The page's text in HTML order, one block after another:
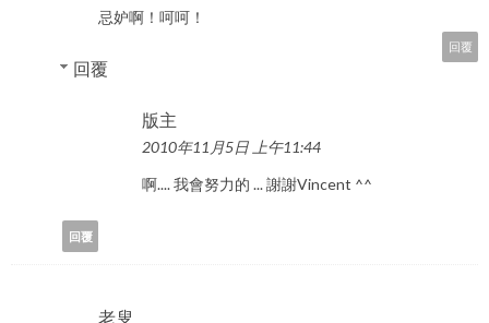
忌妒啊！呵呵！
回覆
回覆
版主
2010年11月5日 上午11:44
啊.... 我會努力的 ... 謝謝Vincent ^^
回覆
老叟